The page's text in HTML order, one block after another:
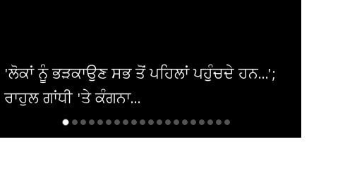
ਬੋਸਟਨ 'ਚ ਭਾਰਤੀ-ਅਮਰੀਕੀ ਭਾਈਚਾਰਾ ਸ਼ਾਨਦਾਰ
ਢੰਗ ਨਾਲ ਮਨਾਏਗਾ ਆਜ਼ਾਦੀ ਦਿਵਸ